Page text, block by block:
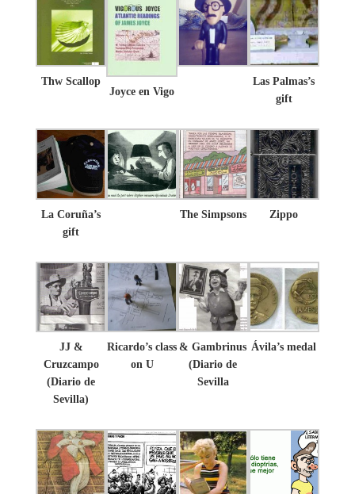
Thw Scallop
Joyce en Vigo
Las Palmas’s
gift
La Coruña’s
gift
The Simpsons Zippo
JJ &
Cruzcampo
(Diario de
Sevilla)
Ricardo’s class
on U
& Gambrinus
(Diario de
Sevilla
Ávila’s medal